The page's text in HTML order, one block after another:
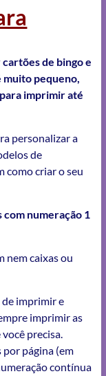
de bingo e
muito pequeno,
imprimir até
personalizar a
de
como criar o seu
numeração 1
nem caixas ou
de imprimir e
imprimir as
você precisa.
por página (em
contínua